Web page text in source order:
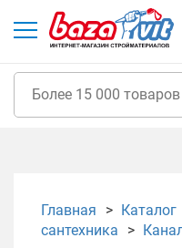
Главная Каталог
сантехника